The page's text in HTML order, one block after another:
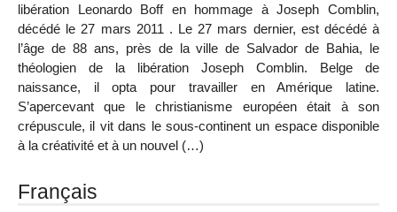
libération Leonardo Boff en hommage à Joseph Comblin,
décédé le 27 mars 2011 . Le 27 mars dernier, est décédé à
l’âge de 88 ans, près de la ville de Salvador de Bahia, le
théologien de la libération Joseph Comblin. Belge de
naissance, il opta pour travailler en Amérique latine.
S’apercevant que le christianisme européen était à son
crépuscule, il vit dans le sous-continent un espace disponible
à la créativité et à un nouvel (…)
Français